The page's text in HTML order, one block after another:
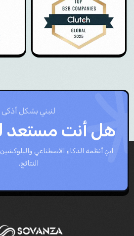
لنبني بشكل أذكى
هل أنت مستعد
ابنِ أنظمة الذكاء الاصطناعي
النتائج.